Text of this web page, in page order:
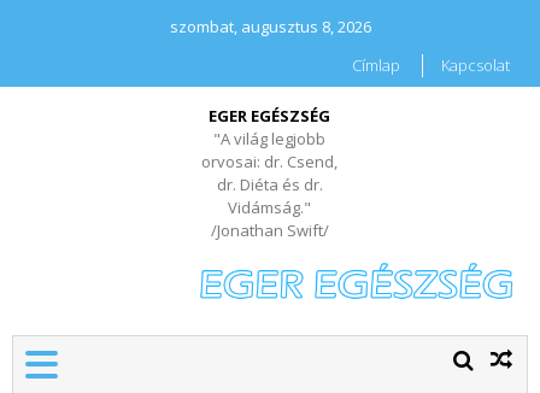
szombat, augusztus 8, 2026
Címlap
Kapcsolat
EGER EGÉSZSÉG
"A világ legjobb
orvosai: dr. Csend,
dr. Diéta és dr.
Vidámság."
/Jonathan Swift/